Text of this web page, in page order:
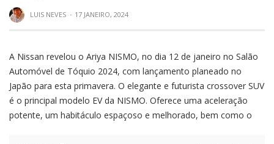
LUIS NEVES · 17 JANEIRO, 2024
A Nissan revelou o Ariya NISMO, no dia 12 de janeiro no Salão
Automóvel de Tóquio 2024, com lançamento planeado no
Japão para esta primavera. O elegante e futurista crossover SUV
é o principal modelo EV da NISMO. Oferece uma aceleração
potente, um habitáculo espaçoso e melhorado, bem como o